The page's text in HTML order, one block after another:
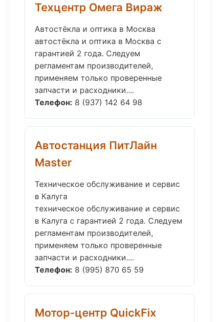
Техцентр Омега Вираж
Автостёкла и оптика в Москва
автостёкла и оптика в Москва с
гарантией 2 года. Следуем
регламентам производителей,
применяем только проверенные
запчасти и расходники....
Телефон: 8 (937) 142 64 98
Автостанция ПитЛайн
Master
Техническое обслуживание и сервис
в Калуга
техническое обслуживание и сервис
в Калуга с гарантией 2 года. Следуем
регламентам производителей,
применяем только проверенные
запчасти и расходники....
Телефон: 8 (995) 870 65 59
Мотор-центр QuickFix